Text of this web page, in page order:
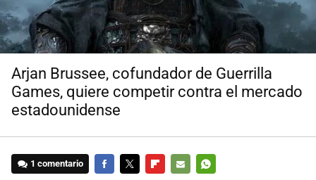
Arjan Brussee, cofundador de Guerrilla
Games, quiere competir contra el mercado
estadounidense
1 comentario